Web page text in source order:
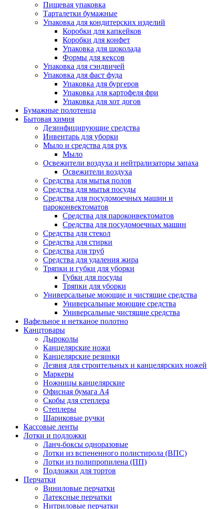
Пищевая упаковка
Тарталетки бумажные
Упаковка для кондитерских изделий
Коробки для капкейков
Коробки для конфет
Упаковка для шоколада
Формы для кексов
Упаковка для сэндвичей
Упаковка для фаст фуда
Упаковка для бургеров
Упаковка для картофеля фри
Упаковка для хот догов
Бумажные полотенца
Бытовая химия
Дезинфицирующие средства
Инвентарь для уборки
Мыло и средства для рук
Мыло
Освежители воздуха и нейтрализаторы запаха
Освежители воздуха
Средства для мытья полов
Средства для мытья посуды
Средства для посудомоечных машин и
пароконвектоматов
Средства для пароконвектоматов
Средства для посудомоечных машин
Средства для стекол
Средства для стирки
Средства для труб
Средства для удаления жира
Тряпки и губки для уборки
Губки для посуды
Тряпки для уборки
Универсальные моющие и чистящие средства
Универсальные моющие средства
Универсальные чистящие средства
Вафельное и нетканое полотно
Канцтовары
Дыроколы
Канцелярские ножи
Канцелярские резинки
Лезвия для строительных и канцелярских ножей
Маркеры
Ножницы канцелярские
Офисная бумага А4
Скобы для степлера
Степлеры
Шариковые ручки
Кассовые ленты
Лотки и подложки
Ланч-боксы одноразовые
Лотки из вспененного полистирола (ВПС)
Лотки из полипропилена (ПП)
Подложки для тортов
Перчатки
Виниловые перчатки
Латексные перчатки
Нитриловые перчатки